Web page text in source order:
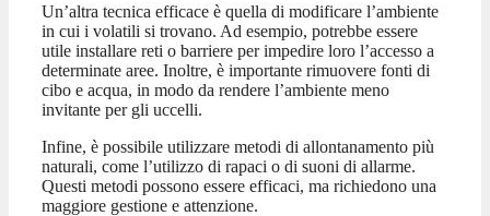
Un’altra tecnica efficace è quella di modificare l’ambiente
in cui i volatili si trovano. Ad esempio, potrebbe essere
utile installare reti o barriere per impedire loro l’accesso a
determinate aree. Inoltre, è importante rimuovere fonti di
cibo e acqua, in modo da rendere l’ambiente meno
invitante per gli uccelli.
Infine, è possibile utilizzare metodi di allontanamento più
naturali, come l’utilizzo di rapaci o di suoni di allarme.
Questi metodi possono essere efficaci, ma richiedono una
maggiore gestione e attenzione.